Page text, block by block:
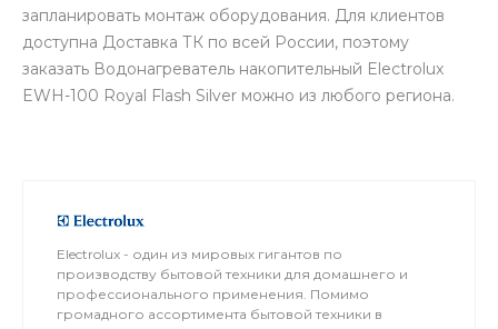
запланировать монтаж оборудования. Для клиентов
доступна Доставка ТК по всей России, поэтому
заказать Водонагреватель накопительный Electrolux
EWH-100 Royal Flash Silver можно из любого региона.
Electrolux - один из мировых гигантов по
производству бытовой техники для домашнего и
профессионального применения. Помимо
громадного ассортимента бытовой техники в